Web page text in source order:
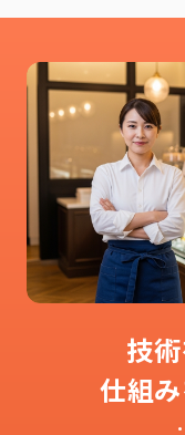
技
仕組み